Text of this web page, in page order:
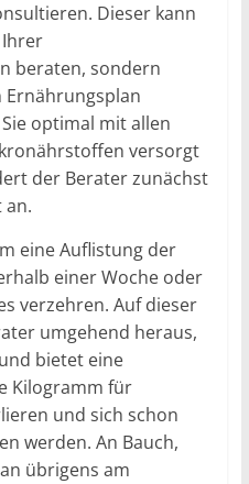
Dieser kann
beraten, sondern
Ernährungsplan
optimal mit allen
versorgt
der Berater zunächst
an.
eine Auflistung der
einer Woche oder
verzehren. Auf dieser
umgehend heraus,
bietet eine
Kilogramm für
und sich schon
werden. An Bauch,
übrigens am